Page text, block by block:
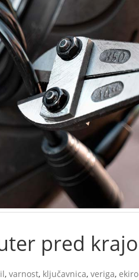
pred krajo
, varnost, ključavnica, veriga, ekiro